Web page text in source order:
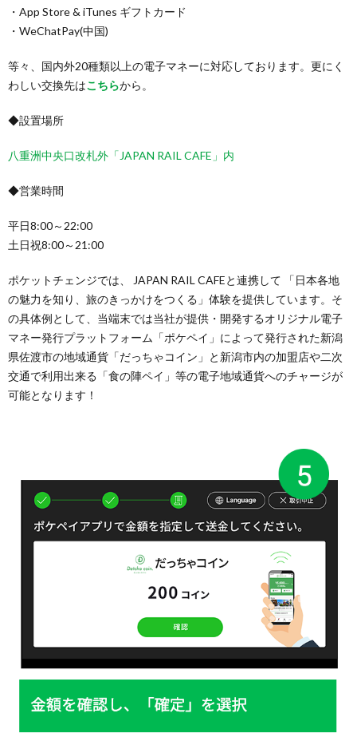
・App Store & iTunes ギフトカード
・WeChatPay(中国)
等々、国内外20種類以上の電子マネーに対応しております。更にく
わしい交換先はこちらから。
◆設置場所
八重洲中央口改札外「JAPAN RAIL CAFE」内
◆営業時間
平日8:00～22:00
土日祝8:00～21:00
ポケットチェンジでは、 JAPAN RAIL CAFEと連携して 「日本各地
の魅力を知り、旅のきっかけをつくる」体験を提供しています。そ
の具体例として、当端末では当社が提供・開発するオリジナル電子
マネー発行プラットフォーム「ポケペイ」によって発行された新潟
県佐渡市の地域通貨「だっちゃコイン」と新潟市内の加盟店や二次
交通で利用出来る「食の陣ペイ」等の電子地域通貨へのチャージが
可能となります！